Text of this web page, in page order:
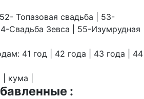
Топазовая свадьба | 53-
Свадьба Зевса | 55-Изумрудная
41 год | 42 года | 43 года | 44
кума |
: